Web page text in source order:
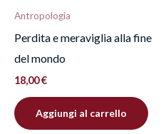
Antropologia
Perdita e meraviglia alla fine
del mondo
18,00€
Aggiungi al carrello